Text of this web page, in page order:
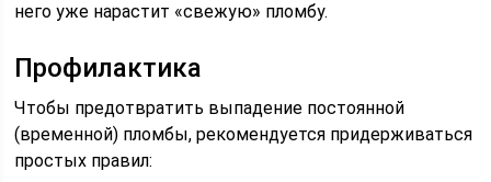
него уже нарастит «свежую» пломбу.
Профилактика
Чтобы предотвратить выпадение постоянной
(временной) пломбы, рекомендуется придерживаться
простых правил: